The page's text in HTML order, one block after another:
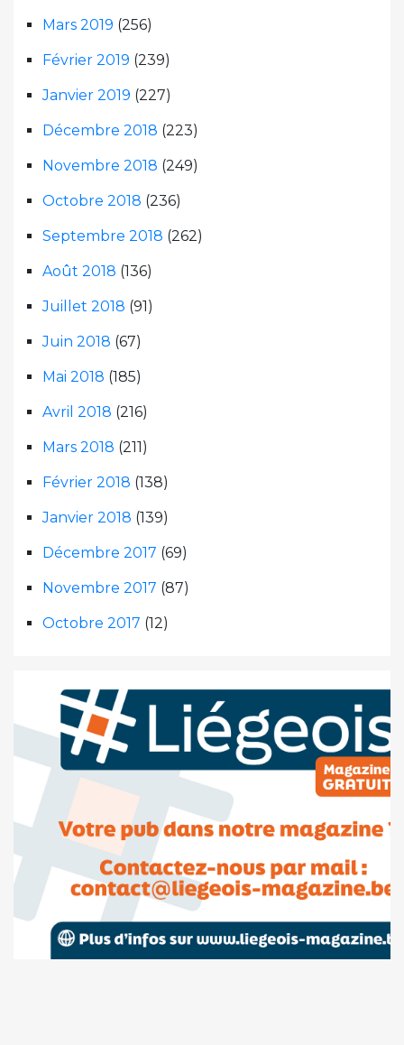
Mars 2019 (256)
Février 2019 (239)
Janvier 2019 (227)
Décembre 2018 (223)
Novembre 2018 (249)
Octobre 2018 (236)
Septembre 2018 (262)
Août 2018 (136)
Juillet 2018 (91)
Juin 2018 (67)
Mai 2018 (185)
Avril 2018 (216)
Mars 2018 (211)
Février 2018 (138)
Janvier 2018 (139)
Décembre 2017 (69)
Novembre 2017 (87)
Octobre 2017 (12)